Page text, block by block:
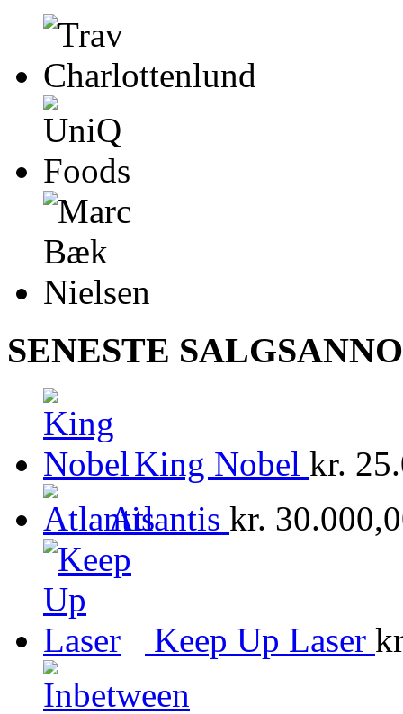
SENESTE
King Nobel kr.
Atlantis kr.
Keep Up Laser